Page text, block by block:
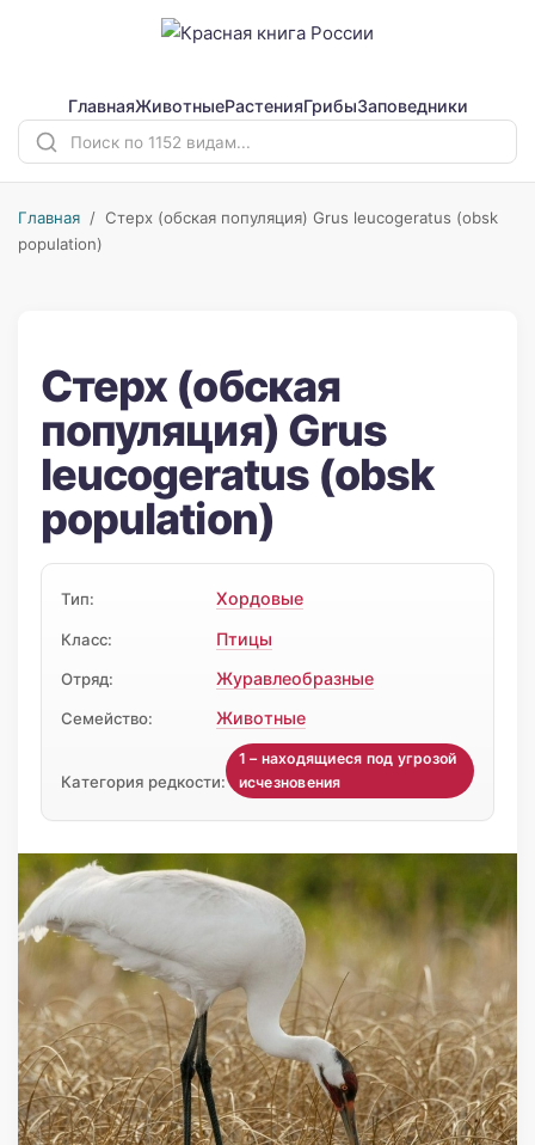
ГлавнаяЖивотныеРастенияГрибыЗаповедники
Главная / Стерх (обская популяция) Grus leucogeratus (obsk
population)
Стерх (обская
популяция) Grus
leucogeratus (obsk
population)
Тип: Хордовые
Класс: Птицы
Отряд: Журавлеобразные
Семейство: Животные
Категория редкости:
1 – находящиеся под угрозой
исчезновения